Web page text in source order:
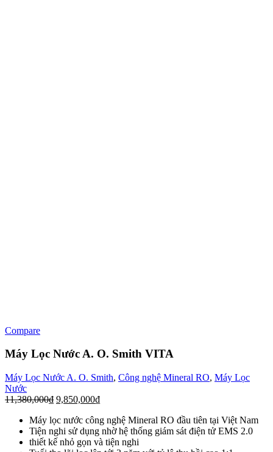
Compare
Máy Lọc Nước A. O. Smith VITA
Máy Lọc Nước A. O. Smith, Công nghệ Mineral RO, Máy Lọc
Nước
11,380,000₫ 9,850,000₫
Máy lọc nước công nghệ Mineral RO đầu tiên tại Việt Nam
Tiện nghi sử dụng nhờ hệ thống giám sát điện tử EMS 2.0
thiết kế nhỏ gọn và tiện nghi